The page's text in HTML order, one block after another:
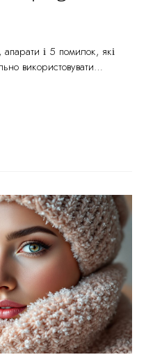
і 5 помилок, які
використовувати
куперозу, та зрозумійте
підходом
тренд чи робоча